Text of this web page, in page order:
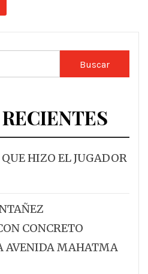
HIZO EL JUGADOR
CONCRETO
AVENIDA MAHATMA